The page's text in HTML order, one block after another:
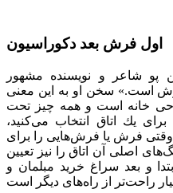
اول فرش بعد دکوراسیون
پو شاعر و نویسنده مشهور
است.» سخن او به این معنی
خانه است و همه چیز تحت
یك اتاق انتخاب می‌كنید،
وقتی فرش یا فرش‌هایی را برای
اصلی آن اتاق را نیز تعیین
و بعد سراغ خرید مبلمان و